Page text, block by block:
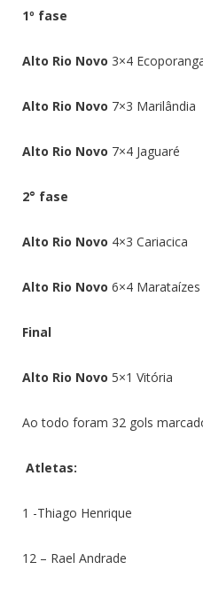
1º fase
Alto Rio Novo 3×4
Alto Rio Novo 7×3 Marilândia
Alto Rio Novo 7×4 Jaguaré
2° fase
Alto Rio Novo 4×3 Cariacica
Alto Rio Novo 6×4 Marataízes
Final
Alto Rio Novo 5×1 Vitória
Ao todo foram 32 gols
Atletas:
1 -Thiago Henrique
12 – Rael Andrade